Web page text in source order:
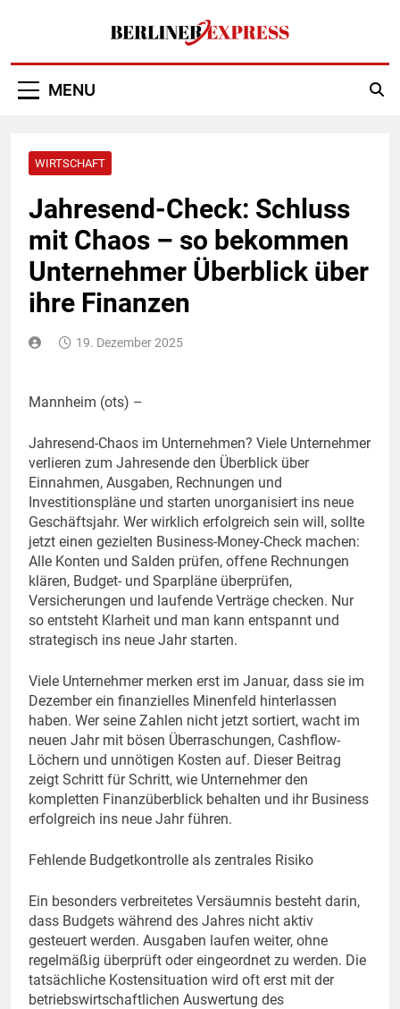
Berliner Express
MENU
WIRTSCHAFT
Jahresend-Check: Schluss
mit Chaos – so bekommen
Unternehmer Überblick über
ihre Finanzen
19. Dezember 2025
Mannheim (ots) –
Jahresend-Chaos im Unternehmen? Viele Unternehmer
verlieren zum Jahresende den Überblick über
Einnahmen, Ausgaben, Rechnungen und
Investitionspläne und starten unorganisiert ins neue
Geschäftsjahr. Wer wirklich erfolgreich sein will, sollte
jetzt einen gezielten Business-Money-Check machen:
Alle Konten und Salden prüfen, offene Rechnungen
klären, Budget- und Sparpläne überprüfen,
Versicherungen und laufende Verträge checken. Nur
so entsteht Klarheit und man kann entspannt und
strategisch ins neue Jahr starten.
Viele Unternehmer merken erst im Januar, dass sie im
Dezember ein finanzielles Minenfeld hinterlassen
haben. Wer seine Zahlen nicht jetzt sortiert, wacht im
neuen Jahr mit bösen Überraschungen, Cashflow-
Löchern und unnötigen Kosten auf. Dieser Beitrag
zeigt Schritt für Schritt, wie Unternehmer den
kompletten Finanzüberblick behalten und ihr Business
erfolgreich ins neue Jahr führen.
Fehlende Budgetkontrolle als zentrales Risiko
Ein besonders verbreitetes Versäumnis besteht darin,
dass Budgets während des Jahres nicht aktiv
gesteuert werden. Ausgaben laufen weiter, ohne
regelmäßig überprüft oder eingeordnet zu werden. Die
tatsächliche Kostensituation wird oft erst mit der
betriebswirtschaftlichen Auswertung des